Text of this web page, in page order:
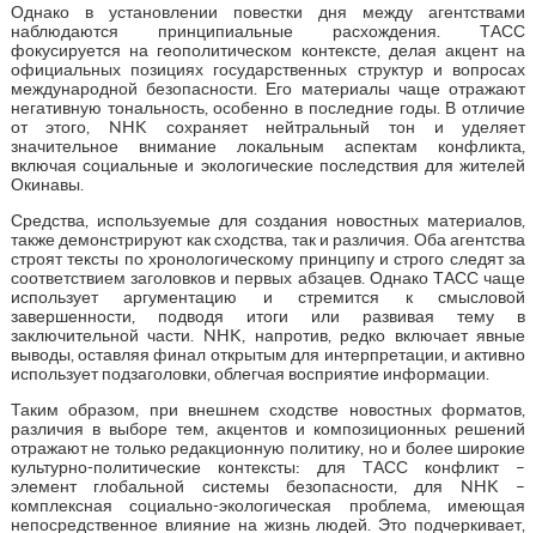
Однако в установлении повестки дня между агентствами
наблюдаются принципиальные расхождения. ТАСС
фокусируется на геополитическом контексте, делая акцент на
официальных позициях государственных структур и вопросах
международной безопасности. Его материалы чаще отражают
негативную тональность, особенно в последние годы. В отличие
от этого, NHK сохраняет нейтральный тон и уделяет
значительное внимание локальным аспектам конфликта,
включая социальные и экологические последствия для жителей
Окинавы.
Средства, используемые для создания новостных материалов,
также демонстрируют как сходства, так и различия. Оба агентства
строят тексты по хронологическому принципу и строго следят за
соответствием заголовков и первых абзацев. Однако ТАСС чаще
использует аргументацию и стремится к смысловой
завершенности, подводя итоги или развивая тему в
заключительной части. NHK, напротив, редко включает явные
выводы, оставляя финал открытым для интерпретации, и активно
использует подзаголовки, облегчая восприятие информации.
Таким образом, при внешнем сходстве новостных форматов,
различия в выборе тем, акцентов и композиционных решений
отражают не только редакционную политику, но и более широкие
культурно-политические контексты: для ТАСС конфликт –
элемент глобальной системы безопасности, для NHK –
комплексная социально-экологическая проблема, имеющая
непосредственное влияние на жизнь людей. Это подчеркивает,